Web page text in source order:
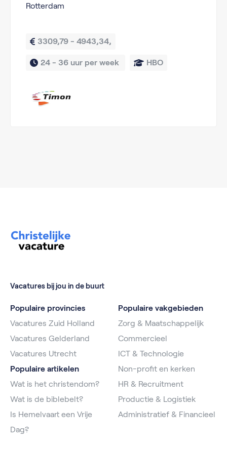
Rotterdam
3309,79 - 4943,34,
24 - 36 uur per week HBO
Vacatures bij jou in de buurt
Populaire provincies
Vacatures Zuid Holland
Vacatures Gelderland
Vacatures Utrecht
Populaire artikelen
Wat is het christendom?
Wat is de biblebelt?
Is Hemelvaart een Vrije
Dag?
Populaire vakgebieden
Zorg & Maatschappelijk
Commercieel
ICT & Technologie
Non-profit en kerken
HR & Recruitment
Productie & Logistiek
Administratief & Financieel